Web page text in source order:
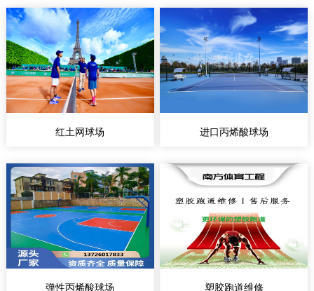
红土网球场 进口丙烯酸球场
弹性丙烯酸球场 塑胶跑道维修